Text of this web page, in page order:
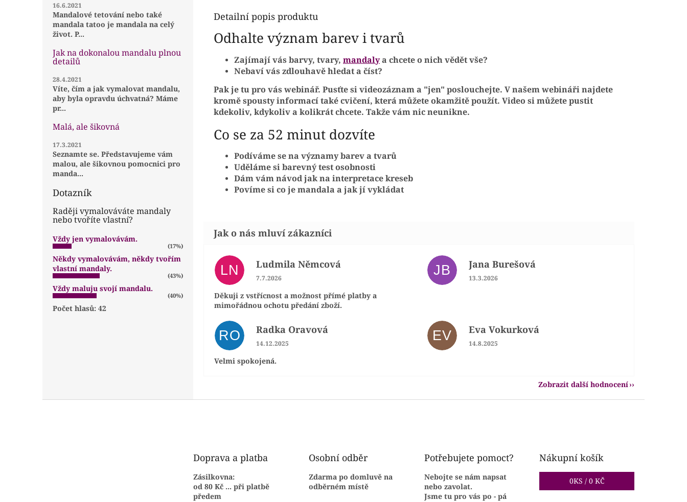
16.6.2021
Mandalové tetování nebo také
mandala tatoo je mandala na celý
život. P...
Jak na dokonalou mandalu plnou
detailů
28.4.2021
Víte, čím a jak vymalovat mandalu,
aby byla opravdu úchvatná? Máme
pr...
Malá, ale šikovná
17.3.2021
Seznamte se. Představujeme vám
malou, ale šikovnou pomocnici pro
manda...
Dotazník
Raději vymalováváte mandaly
nebo tvoříte vlastní?
Vždy jen vymalovávám.
(17%)
Někdy vymalovávám, někdy tvořím
vlastní mandaly.
(43%)
Vždy maluju svojí mandalu.
(40%)
Počet hlasů: 42
Detailní popis produktu
Odhalte význam barev i tvarů
Zajímají vás barvy, tvary, mandalya chcete o nich vědět vše?
Nebaví vás zdlouhavě hledat a číst?
Pak je tu pro vás webinář. Pusťte sivideozáznama "jen" poslouchejte. V našem webináři najdete
kromě spoustyinformacítakécvičení, která můžete okamžitě použít. Video si můžete pustit
kdekoliv, kdykoliv a kolikrát chcete. Takže vám nic neunikne.
Co se za 52 minut dozvíte
Podíváme se na významy barev a tvarů
Uděláme sibarevný test osobnosti
Dám vám návod jak na interpretace kreseb
Povíme si co je mandala a jak jí vykládat
LN Ludmila Němcová
Hodnocení obchodu je 5 z 5 hvězdiček.
7.7.2026
Děkuji z vstřícnost a možnost přímé platby a
mimořádnou ochotu předání zboží.
JB Jana Burešová
Hodnocení obchodu je 5 z 5 hvězdiček.
13.3.2026
RO Radka Oravová
Hodnocení obchodu je 5 z 5 hvězdiček.
14.12.2025
Velmi spokojená.
EV Eva Vokurková
Hodnocení obchodu je 5 z 5 hvězdiček.
14.8.2025
Zobrazit další hodnocení
Doprava a platba
Zásilkovna:
od 80 Kč ... při platbě
předem
Osobní odběr
Zdarmapo domluvě na
odběrném místě
Potřebujete pomoct?
Nebojte se nám napsat
nebo zavolat.
Jsme tu pro vás po - pá
Nákupní košík
0KS / 0 KČ